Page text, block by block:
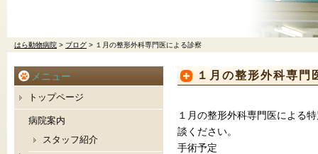
はら動物病院 > ブログ > １月の整形外科専門医による診察
１月の整形外科専門
１月の整形外科専門医による
談ください。
手術予定
メニュー
トップページ
病院案内
スタッフ紹介